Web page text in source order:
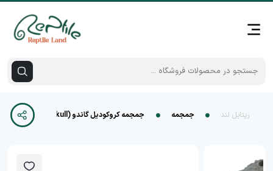
رپتایل لند جمجمه جمجمه کروکودیل گاندو (Gando Crocodile Skull)